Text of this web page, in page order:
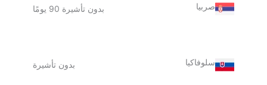
صربيا بدون تأشيرة 90 يومًا
سلوفاكيا بدون تأشيرة